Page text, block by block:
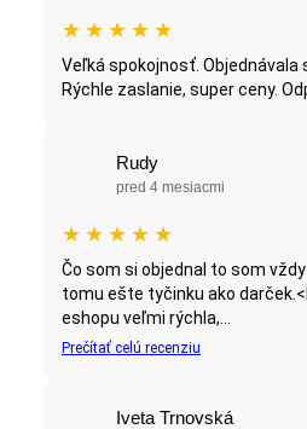
★ ★ ★ ★ ★
Veľká spokojnosť. Objednávala
Rýchle zaslanie, super ceny.
Rudy
pred 4 mesiacmi
★ ★ ★ ★ ★
Čo som si objednal to som
tomu ešte tyčinku ako
eshopu veľmi rýchla,...
Prečítať celú recenziu
Iveta Trnovská